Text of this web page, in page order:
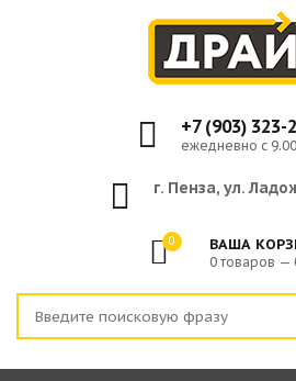
+7 (903) 323-
ежедневно с
г. Пенза, ул.
0 ВАША
0 товаров —